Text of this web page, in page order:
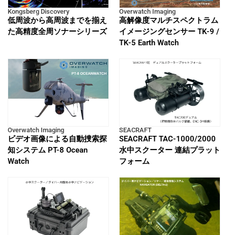
Kongsberg Discovery
低周波から高周波までを揃え
た高精度全周ソナーシリーズ
Overwatch Imaging
高解像度マルチスペクトラム
イメージングセンサー TK-9 /
TK-5 Earth Watch
Overwatch Imaging
ビデオ画像による自動捜索探
知システム PT-8 Ocean
Watch
SEACRAFT
SEACRAFT TAC-1000/2000
水中スクーター 連結プラット
フォーム